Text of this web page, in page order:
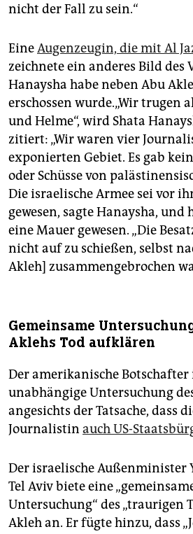
nicht der Fall zu sein.“
EineAugenzeugin, die mit Al
zeichnete ein anderes Bild des
Hanaysha habe neben Abu
erschossen wurde.„Wir trugen
und Helme“, wird Shata
zitiert: „Wir waren vier
exponierten Gebiet. Es gab
oder Schüsse von
Die israelische Armee sei vor
gewesen, sagte Hanaysha,
eine Mauer gewesen. „Die
nicht auf zu schießen, selbst
Akleh] zusammengebrochen
Gemeinsame
Aklehs Tod aufklären
Der amerikanische
unabhängige Untersuchung
angesichts der Tatsache, dass
Journalistin auch US-
Der israelische Außenminister
Tel Aviv biete eine
Untersuchung“ des „traurigen
Akleh an. Er fügte hinzu, dass